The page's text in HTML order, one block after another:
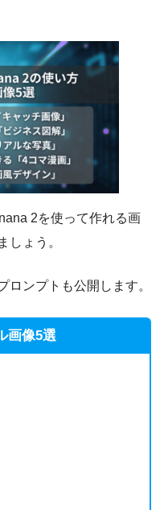
2を使って作れる画
しょう。
ロンプトも公開します。
画像5選